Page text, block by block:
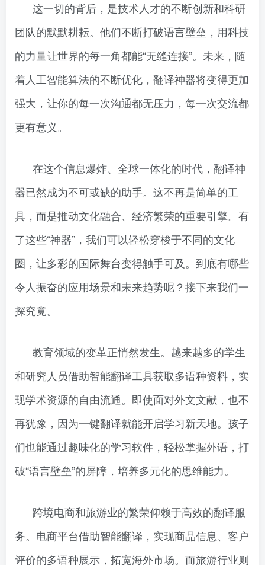
这一切的背后，是技术人才的不断创新和科研
团队的默默耕耘。他们不断打破语言壁垒，用科技
的力量让世界的每一角都能“无缝连接”。未来，随
着人工智能算法的不断优化，翻译神器将变得更加
强大，让你的每一次沟通都无压力，每一次交流都
更有意义。
在这个信息爆炸、全球一体化的时代，翻译神
器已然成为不可或缺的助手。这不再是简单的工
具，而是推动文化融合、经济繁荣的重要引擎。有
了这些“神器”，我们可以轻松穿梭于不同的文化
圈，让多彩的国际舞台变得触手可及。到底有哪些
令人振奋的应用场景和未来趋势呢？接下来我们一
探究竟。
教育领域的变革正悄然发生。越来越多的学生
和研究人员借助智能翻译工具获取多语种资料，实
现学术资源的自由流通。即使面对外文文献，也不
再犹豫，因为一键翻译就能开启学习新天地。孩子
们也能通过趣味化的学习软件，轻松掌握外语，打
破“语言壁垒”的屏障，培养多元化的思维能力。
跨境电商和旅游业的繁荣仰赖于高效的翻译服
务。电商平台借助智能翻译，实现商品信息、客户
评价的多语种展示，拓宽海外市场。而旅游行业则